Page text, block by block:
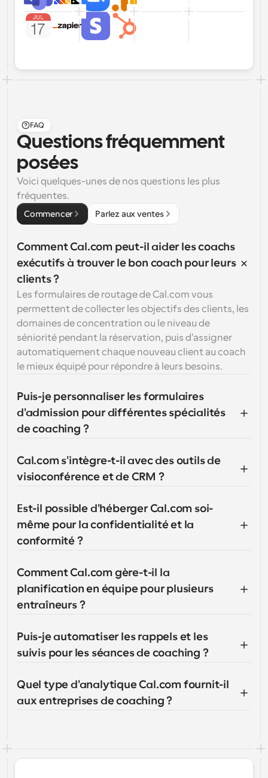
FAQ
Questions fréquemment
posées
Voici quelques-unes de nos questions les plus
fréquentes.
Commencer Parlez aux ventes
Comment Cal.com peut-il aider les coachs
exécutifs à trouver le bon coach pour leurs
clients ?
Les formulaires de routage de Cal.com vous
permettent de collecter les objectifs des clients, les
domaines de concentration ou le niveau de
séniorité pendant la réservation, puis d'assigner
automatiquement chaque nouveau client au coach
le mieux équipé pour répondre à leurs besoins.
Puis-je personnaliser les formulaires
d'admission pour différentes spécialités
de coaching ?
Cal.com s'intègre-t-il avec des outils de
visioconférence et de CRM ?
Est-il possible d'héberger Cal.com soi-
même pour la confidentialité et la
conformité ?
Comment Cal.com gère-t-il la
planification en équipe pour plusieurs
entraîneurs ?
Puis-je automatiser les rappels et les
suivis pour les séances de coaching ?
Quel type d'analytique Cal.com fournit-il
aux entreprises de coaching ?